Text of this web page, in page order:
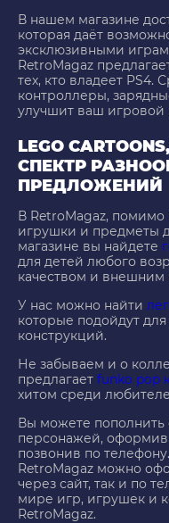
В нашем магазине
которая даёт
эксклюзивными
RetroMagaz
тех, кто владеет PS4.
контроллеры,
улучшит ваш игровой
LEGO
СПЕКТР
ПРЕДЛОЖЕНИЙ
В RetroMagaz,
игрушки и предметы
магазине вы найдете
для детей любого
качеством и внешним
У нас можно найти
которые подойдут
конструкций.
Не забываем и о
предлагает funko pop
хитом среди
Вы можете
персонажей, оформив
позвонив по телефону.
RetroMagaz можно
через сайт, так и по
мире игр, игрушек и
RetroMagaz.